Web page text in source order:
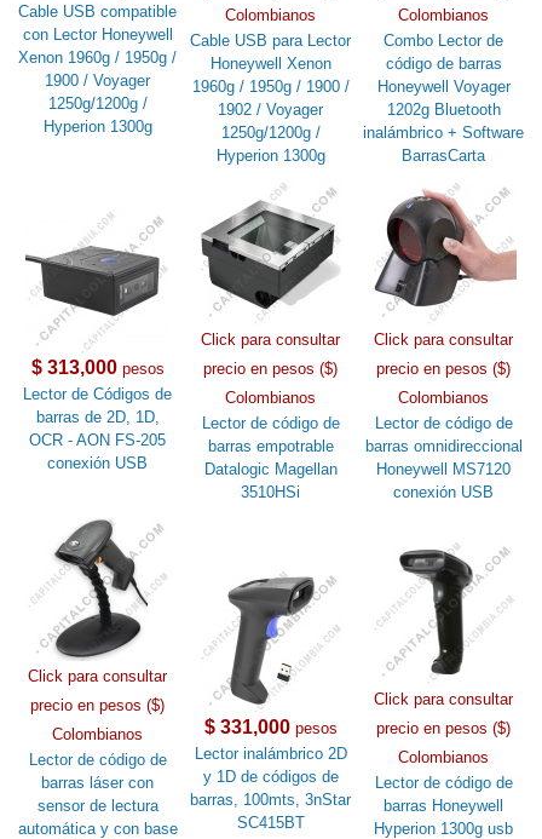
Cable USB compatible
con Lector Honeywell
Xenon 1960g / 1950g /
1900 / Voyager
1250g/1200g /
Hyperion 1300g
Colombianos
Cable USB para Lector
Honeywell Xenon
1960g / 1950g / 1900 /
1902 / Voyager
1250g/1200g /
Hyperion 1300g
Colombianos
Combo Lector de
código de barras
Honeywell Voyager
1202g Bluetooth
inalámbrico + Software
BarrasCarta
$ 313,000pesos
Lector de Códigos de
barras de 2D, 1D,
OCR - AON FS-205
conexión USB
Click para consultar
precio en pesos ($)
Colombianos
Lector de código de
barras empotrable
Datalogic Magellan
3510HSi
Click para consultar
precio en pesos ($)
Colombianos
Lector de código de
barras omnidireccional
Honeywell MS7120
conexión USB
Click para consultar
precio en pesos ($)
Colombianos
Lector de código de
barras láser con
sensor de lectura
automática y con base
$ 331,000pesos
Lector inalámbrico 2D
y 1D de códigos de
barras, 100mts, 3nStar
SC415BT
Click para consultar
precio en pesos ($)
Colombianos
Lector de código de
barras Honeywell
Hyperion 1300g usb